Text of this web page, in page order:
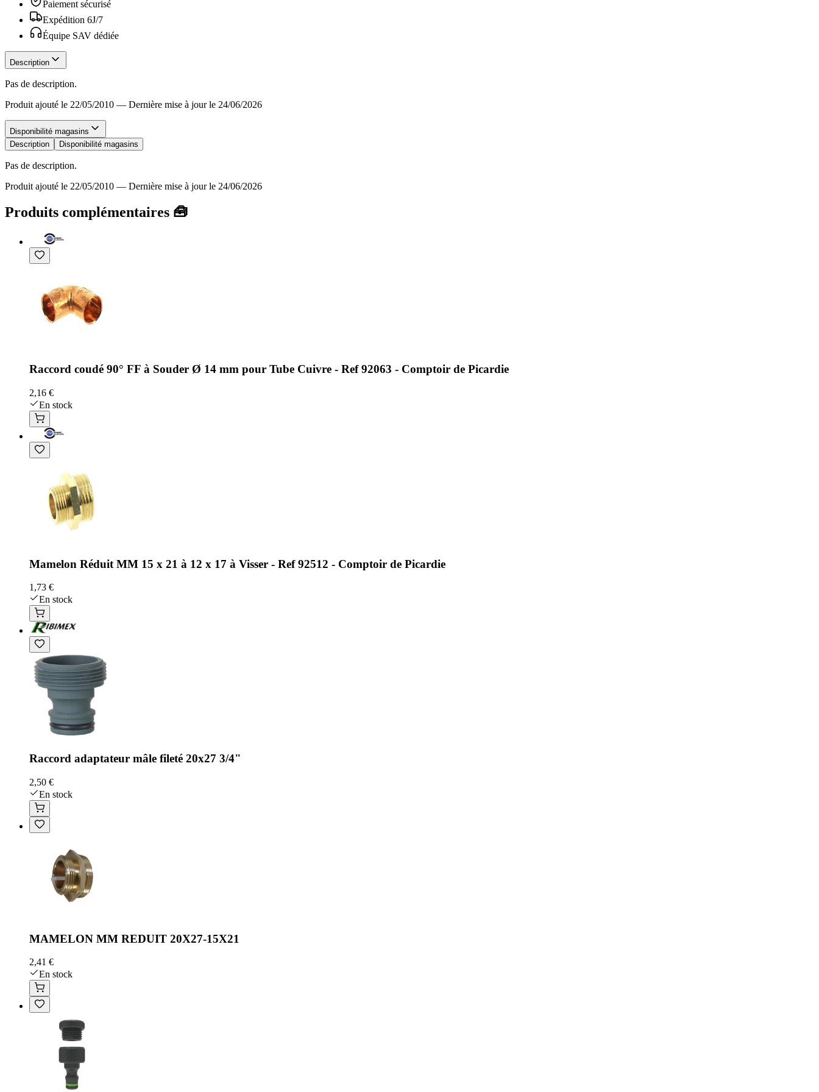
Paiement sécurisé
Expédition 6J/7
Équipe SAV dédiée
Description
Pas de description.
Produit ajouté le 22/05/2010 — Dernière mise à jour le 24/06/2026
Disponibilité magasins
Description
Disponibilité magasins
Pas de description.
Produit ajouté le 22/05/2010 — Dernière mise à jour le 24/06/2026
Produits complémentaires 🧰
Raccord coudé 90° FF à Souder Ø 14 mm pour Tube Cuivre - Ref 92063 - Comptoir de Picardie
2,16 €
En stock
Mamelon Réduit MM 15 x 21 à 12 x 17 à Visser - Ref 92512 - Comptoir de Picardie
1,73 €
En stock
Raccord adaptateur mâle fileté 20x27 3/4"
2,50 €
En stock
MAMELON MM REDUIT 20X27-15X21
2,41 €
En stock